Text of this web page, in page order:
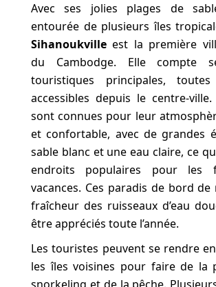
Avec ses jolies plages de
entourée de plusieurs îles
Sihanoukville est la première
du Cambodge. Elle compte
touristiques principales,
accessibles depuis le centre-
sont connues pour leur
et confortable, avec de grandes
sable blanc et une eau claire, ce
endroits populaires pour les
vacances. Ces paradis de bord de
fraîcheur des ruisseaux d’eau
être appréciés toute l’année.
Les touristes peuvent se rendre
les îles voisines pour faire de la